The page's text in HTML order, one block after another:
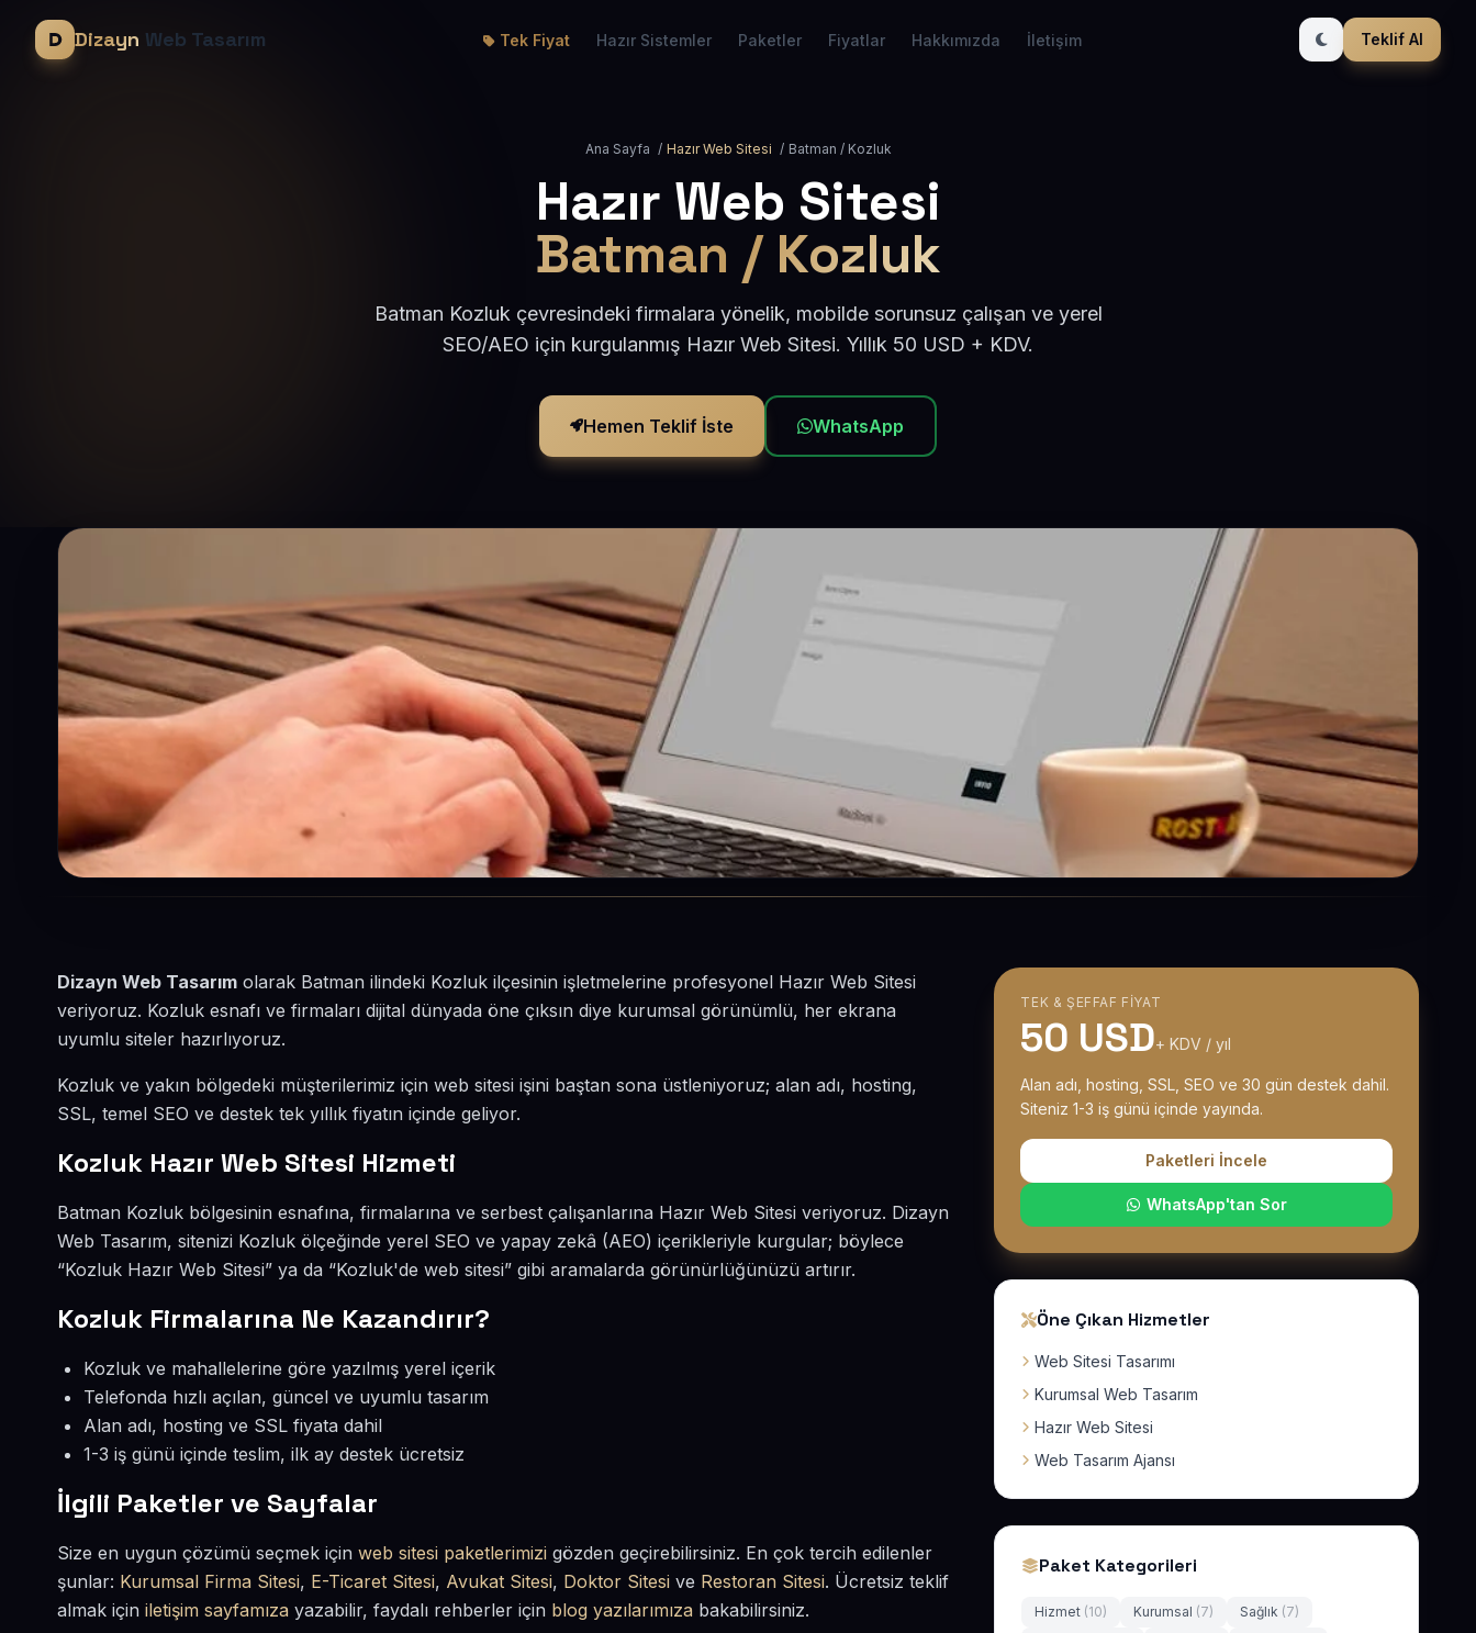
Dizayn Web Tasarım Tek Fiyat Hazır Sistemler Paketler Fiyatlar Hakkımızda İletişim Teklif Al
Ana Sayfa / Hazır Web Sitesi / Batman / Kozluk
Hazır Web Sitesi
Batman / Kozluk
Batman Kozluk çevresindeki firmalara yönelik, mobilde sorunsuz çalışan ve yerel
SEO/AEO için kurgulanmış Hazır Web Sitesi. Yıllık 50 USD + KDV.
Hemen Teklif İste WhatsApp
Dizayn Web Tasarım olarak Batman ilindeki Kozluk ilçesinin işletmelerine profesyonel Hazır Web Sitesi
veriyoruz. Kozluk esnafı ve firmaları dijital dünyada öne çıksın diye kurumsal görünümlü, her ekrana
uyumlu siteler hazırlıyoruz.
Kozluk ve yakın bölgedeki müşterilerimiz için web sitesi işini baştan sona üstleniyoruz; alan adı, hosting,
SSL, temel SEO ve destek tek yıllık fiyatın içinde geliyor.
Kozluk Hazır Web Sitesi Hizmeti
Batman Kozluk bölgesinin esnafına, firmalarına ve serbest çalışanlarına Hazır Web Sitesi veriyoruz. Dizayn
Web Tasarım, sitenizi Kozluk ölçeğinde yerel SEO ve yapay zekâ (AEO) içerikleriyle kurgular; böylece
“Kozluk Hazır Web Sitesi” ya da “Kozluk'de web sitesi” gibi aramalarda görünürlüğünüzü artırır.
Kozluk Firmalarına Ne Kazandırır?
Kozluk ve mahallelerine göre yazılmış yerel içerik
Telefonda hızlı açılan, güncel ve uyumlu tasarım
Alan adı, hosting ve SSL fiyata dahil
1-3 iş günü içinde teslim, ilk ay destek ücretsiz
İlgili Paketler ve Sayfalar
Size en uygun çözümü seçmek için web sitesi paketlerimizi gözden geçirebilirsiniz. En çok tercih edilenler
şunlar: Kurumsal Firma Sitesi, E-Ticaret Sitesi, Avukat Sitesi, Doktor Sitesi ve Restoran Sitesi. Ücretsiz teklif
almak için iletişim sayfamıza yazabilir, faydalı rehberler için blog yazılarımıza bakabilirsiniz.
TEK & ŞEFFAF FIYAT
50 USD+ KDV / yıl
Alan adı, hosting, SSL, SEO ve 30 gün destek dahil.
Siteniz 1-3 iş günü içinde yayında.
Paketleri İncele
WhatsApp'tan Sor
Öne Çıkan Hizmetler
Web Sitesi Tasarımı
Kurumsal Web Tasarım
Hazır Web Sitesi
Web Tasarım Ajansı
Paket Kategorileri
Hizmet (10) Kurumsal (7) Sağlık (7)